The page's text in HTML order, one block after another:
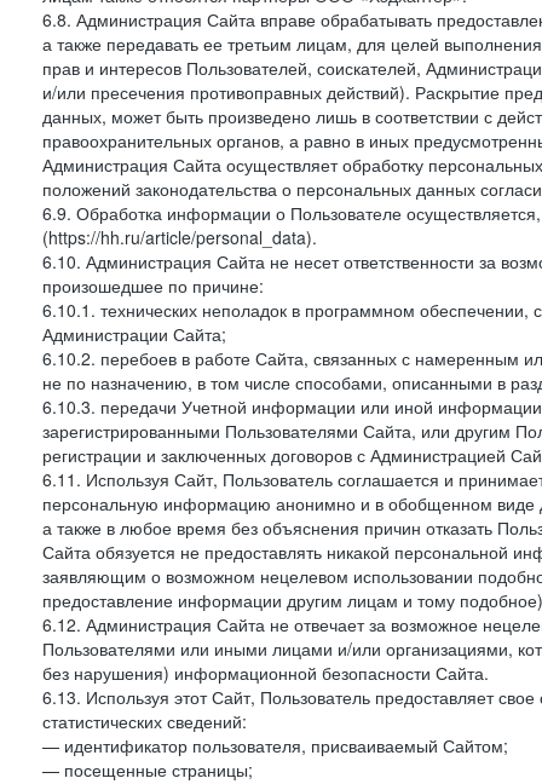
6.8. Администрация Сайта вправе обрабатывать
а также передавать ее третьим лицам, для целей
прав и интересов Пользователей, соискателей,
и/или пресечения противоправных действий). Раскрытие
данных, может быть произведено лишь в соответствии с
правоохранительных органов, а равно в иных
Администрация Сайта осуществляет обработку
положений законодательства о персональных данных
6.9. Обработка информации о Пользователе
(https://hh.ru/article/personal_data).
6.10. Администрация Сайта не несет ответственности за
произошедшее по причине:
6.10.1. технических неполадок в программном
Администрации Сайта;
6.10.2. перебоев в работе Сайта, связанных с намеренным
не по назначению, в том числе способами, описанными в
6.10.3. передачи Учетной информации или иной
зарегистрированными Пользователями Сайта, или другим
регистрации и заключенных договоров с Администрацией
6.11. Используя Сайт, Пользователь соглашается и
персональную информацию анонимно и в обобщенном виде
а также в любое время без объяснения причин отказать
Сайта обязуется не предоставлять никакой персональной
заявляющим о возможном нецелевом использовании
предоставление информации другим лицам и тому
6.12. Администрация Сайта не отвечает за возможное
Пользователями или иными лицами и/или организациями,
без нарушения) информационной безопасности Сайта.
6.13. Используя этот Сайт, Пользователь предоставляет
статистических сведений:
— идентификатор пользователя, присваиваемый Сайтом;
— посещенные страницы;